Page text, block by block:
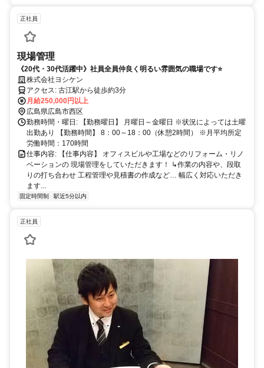
正社員
現場管理
《20代・30代活躍中》社員全員仲良く明るい雰囲気の職場です⭐
株式会社ヨシケン
アクセス: 古江駅から徒歩約3分
月給250,000円以上
広島県広島市西区
勤務時間・曜日: 【勤務曜日】 月曜日～金曜日 ※状況によっては土曜
出勤あり 【勤務時間】 8：00～18：00（休憩2時間） ※月平均所定
労働時間：170時間
仕事内容: 【仕事内容】 オフィスビルや工場などのリフォーム・リノ
ベーションの 現場管理をしていただきます！ ↳作業の内容や、段取
りの打ち合わせ 工程管理や見積書の作成など… 幅広く対応いただき
ます...
固定時間制 駅近5分以内
正社員